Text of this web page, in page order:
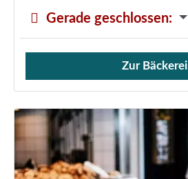
Gerade geschlossen:
Verkauf von Brötchen,
Zur Bäckerei